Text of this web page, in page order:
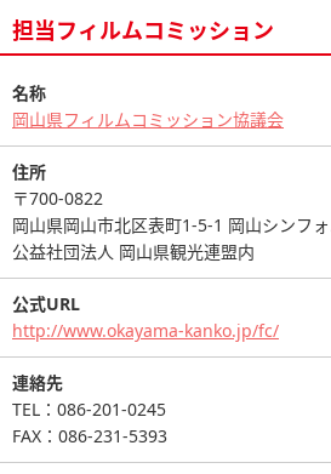
担当フィルムコミッション
名称
岡山県フィルムコミッション協議会
住所
〒700-0822
岡山県岡山市北区表町1-5-1 岡山シンフ
公益社団法人 岡山県観光連盟内
公式URL
http://www.okayama-kanko.jp/fc/
連絡先
TEL：086-201-0245
FAX：086-231-5393